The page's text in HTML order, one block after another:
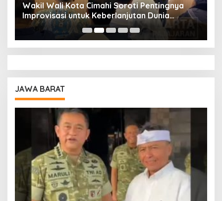
Wakil Wali Kota Cimahi Soroti Pentingnya
Improvisasi untuk Keberlanjutan Dunia
Pendidikan
JAWA BARAT